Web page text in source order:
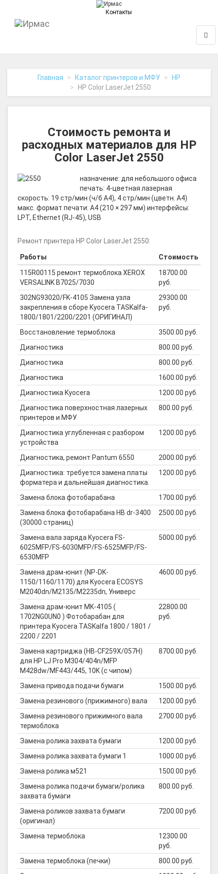
Контакты
Главная Каталог принтеров и МФУ
HP
HP Color LaserJet 2550
Стоимость ремонта и
расходных материалов для HP
Color LaserJet 2550
назначение: для небольшого офиса
печать: 4-цветная лазерная
скорость: 19 стр/мин (ч/б A4), 4 стр/мин (цветн. А4)
макс. формат печати: A4 (210 × 297 мм) интерфейсы:
LPT, Ethernet (RJ-45), USB
Ремонт принтера HP Color LaserJet 2550:
Работы
Стоимость
115R00115 ремонт термоблока XEROX
VERSALINK B7025/7030
18700.00
руб.
302NG93020/FK-4105 Замена узла
закрепления в сборе Kyocera TASKalfa-
1800/1801/2200/2201 (ОРИГИНАЛ)
29300.00
руб.
Восстановление термоблока
3500.00 руб.
Диагностика
800.00 руб.
Диагностика
800.00 руб.
Диагностика
1600.00 руб.
Диагностика Kyocera
1200.00 руб.
Диагностика поверхностная лазерных
принтеров и МФУ
800.00 руб.
Диагностика углубленная с разбором
устройства
1200.00 руб.
Диагностика, ремонт Pantum 6550
2000.00 руб.
Диагностика: требуется замена платы
форматера и дальнейшая диагностика.
1200.00 руб.
Замена блока фотобарабана
1700.00 руб.
Замена блока фотобарабана HB dr-3400
(30000 страниц)
2500.00 руб.
Замена вала заряда Kyocera FS-
6025MFP/FS-6030MFP/FS-6525MFP/FS-
6530MFP
5000.00 руб.
Замена драм-юнит (NP-DK-
1150/1160/1170) для Kyocera ECOSYS
M2040dn/M2135/M2235dn, Универс
4600.00 руб.
Замена драм-юнит MK-4105 (
1702NG0UN0 ) Фотобарабан для
принтера Kyocera TASKalfa 1800 / 1801 /
2200 / 2201
22800.00
руб.
Замена картриджа (HB-CF259X/057H)
для HP LJ Pro M304/404n/MFP
M428dw/MF443/445, 10K (с чипом)
8700.00 руб.
Замена привода подачи бумаги
1500.00 руб.
Замена резинового (прижимного) вала
1200.00 руб.
Замена резинового прижимного вала
термоблока
2700.00 руб.
Замена ролика захвата бумаги
1200.00 руб.
Замена ролика захвата бумаги 1
1000.00 руб.
Замена ролика м521
1500.00 руб.
Замена ролика подачи бумаги/ролика
захвата бумаги
800.00 руб.
Замена роликов захвата бумаги
(оригинал)
7200.00 руб.
Замена термоблока
12300.00
руб.
Замена термоблока (печки)
800.00 руб.